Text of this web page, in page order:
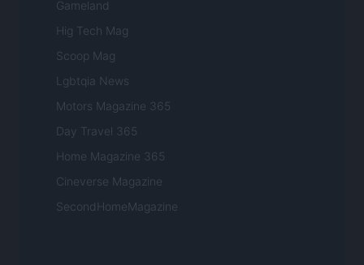
Gameland
Hig Tech Mag
Scoop Mag
Lgbtqia News
Motors Magazine 365
Day Travel 365
Home Magazine 365
Cineverse Magazine
SecondHomeMagazine